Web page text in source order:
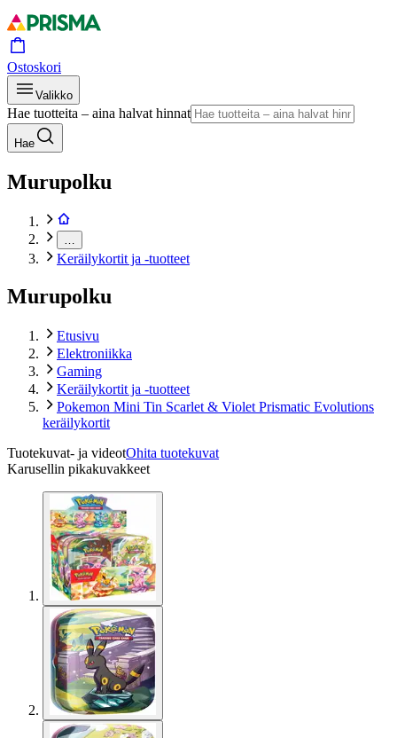
Ostoskori
Valikko
Hae tuotteita – aina halvat hinnat
Hae
Murupolku
Keräilykortit ja -tuotteet
Murupolku
Etusivu
Elektroniikka
Gaming
Keräilykortit ja -tuotteet
Pokemon Mini Tin Scarlet & Violet Prismatic Evolutions
keräilykortit
Tuotekuvat- ja videotOhita tuotekuvat
Karusellin pikakuvakkeet